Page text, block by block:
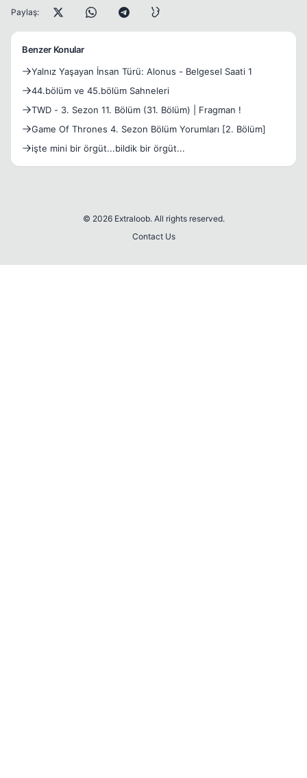
Paylaş:
Benzer Konular
Yalnız Yaşayan İnsan Türü: Alonus - Belgesel Saati 1
44.bölüm ve 45.bölüm Sahneleri
TWD - 3. Sezon 11. Bölüm (31. Bölüm) | Fragman !
Game Of Thrones 4. Sezon Bölüm Yorumları [2. Bölüm]
işte mini bir örgüt...bildik bir örgüt...
© 2026 Extraloob. All rights reserved.
Contact Us